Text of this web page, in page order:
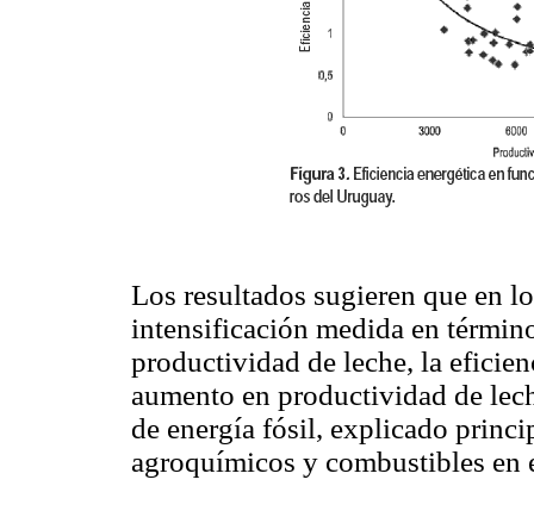
Los resultados sugieren que en
intensificación medida en
productividad de leche, la
aumento en productividad de
de energía fósil, explicado
agroquímicos y combustibles en